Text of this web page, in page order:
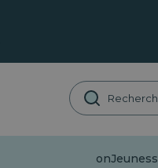
DésinformationJeunesse